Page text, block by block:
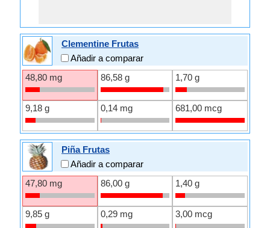
Clementine Frutas
Añadir a comparar
48,80 mg
86,58 g 1,70 g
9,18 g 0,14 mg 681,00 mcg
Piña Frutas
Añadir a comparar
47,80 mg
86,00 g 1,40 g
9,85 g 0,29 mg 3,00 mcg